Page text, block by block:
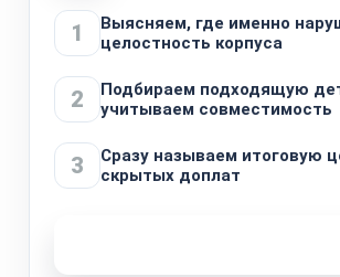
1
Выясняем, где именно
целостность корпуса
2
Подбираем подходящую
учитываем совместимость
3
Сразу называем итоговую
скрытых доплат